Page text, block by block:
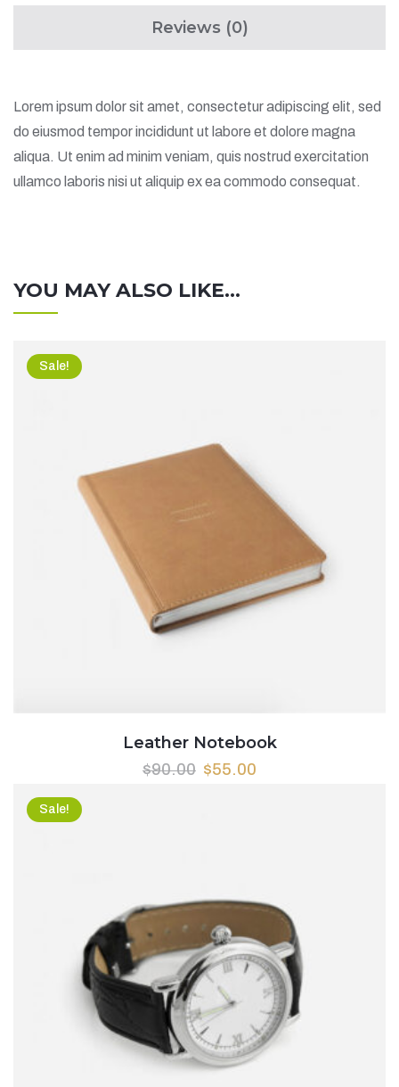
Reviews (0)
Lorem ipsum dolor sit amet, consectetur adipiscing elit, sed
do eiusmod tempor incididunt ut labore et dolore magna
aliqua. Ut enim ad minim veniam, quis nostrud exercitation
ullamco laboris nisi ut aliquip ex ea commodo consequat.
YOU MAY ALSO LIKE…
Sale!
Leather Notebook
$90.00 $55.00
Sale!